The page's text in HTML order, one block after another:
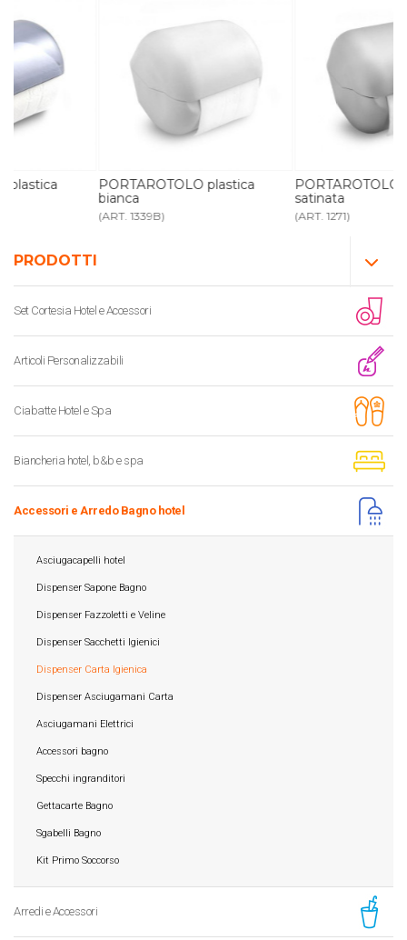
PRODOTTI
Set Cortesia Hotel e Accessori
Articoli Personalizzabili
Ciabatte Hotel e Spa
Biancheria hotel, b&b e spa
Accessori e Arredo Bagno hotel
Asciugacapelli hotel
Dispenser Sapone Bagno
Dispenser Fazzoletti e Veline
Dispenser Sacchetti Igienici
Dispenser Carta Igienica
Dispenser Asciugamani Carta
Asciugamani Elettrici
Accessori bagno
Specchi ingranditori
Gettacarte Bagno
Sgabelli Bagno
Kit Primo Soccorso
Arredi e Accessori
PORTAROTOLO plastica
PORTAROTOLO plastica